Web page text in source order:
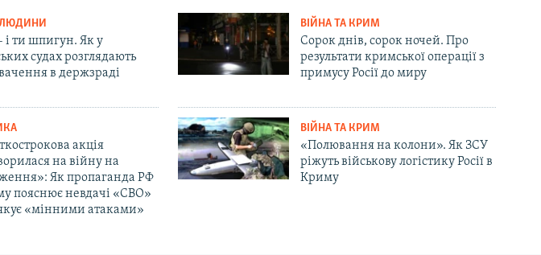
ЛЮДИНИ
і ти шпигун. Як у
судах розглядають
в держзраді
ВІЙНА ТА КРИМ
Сорок днів, сорок ночей. Про
результати кримської операції з
примусу Росії до миру
акція
на війну на
Як пропаганда РФ
пояснює невдачі «СВО»
«мінними атаками»
ВІЙНА ТА КРИМ
«Полювання на колони». Як ЗСУ
ріжуть військову логістику Росії в
Криму